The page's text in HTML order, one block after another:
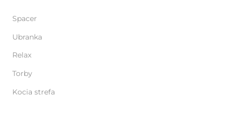
Spacer
Ubranka
Relax
Torby
Kocia strefa